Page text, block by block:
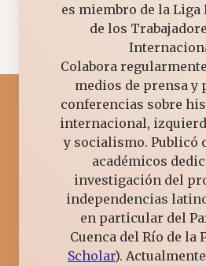
es miembro de la
de los
Colabora
medios de prensa y
conferencias sobre
internacional,
y socialismo. Publicó
académicos
investigación del
independencias
en particular del
Cuenca del Río de la
Scholar).